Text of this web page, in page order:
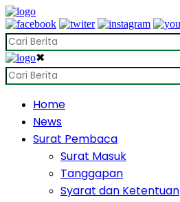
✖
Home
News
Surat Pembaca
Surat Masuk
Tanggapan
Syarat dan Ketentuan